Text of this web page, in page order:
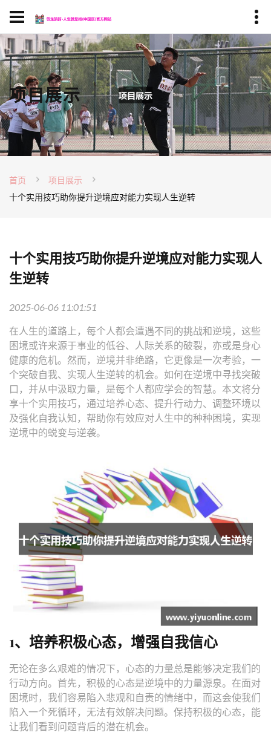
项目展示
首页
项目展示
十个实用技巧助你提升逆境应对能力实现人生逆转
十个实用技巧助你提升逆境应对能力实现人
生逆转
2025-06-06 11:01:51
在人生的道路上，每个人都会遭遇不同的挑战和逆境，这些
困境或许来源于事业的低谷、人际关系的破裂，亦或是身心
健康的危机。然而，逆境并非绝路，它更像是一次考验，一
个突破自我、实现人生逆转的机会。如何在逆境中寻找突破
口，并从中汲取力量，是每个人都应学会的智慧。本文将分
享十个实用技巧，通过培养心态、提升行动力、调整环境以
及强化自我认知，帮助你有效应对人生中的种种困境，实现
逆境中的蜕变与逆袭。
1、培养积极心态，增强自我信心
无论在多么艰难的情况下，心态的力量总是能够决定我们的
行动方向。首先，积极的心态是逆境中的力量源泉。在面对
困境时，我们容易陷入悲观和自责的情绪中，而这会使我们
陷入一个死循环，无法有效解决问题。保持积极的心态，能
让我们看到问题背后的潜在机会。